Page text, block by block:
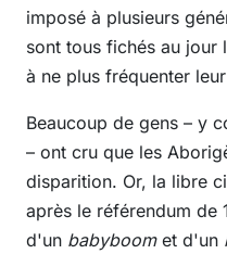
imposé à plusieurs
sont tous fichés au jour
à ne plus fréquenter
Beaucoup de gens – y
– ont cru que les
disparition. Or, la libre
après le référendum de
d'un babyboomet d'un